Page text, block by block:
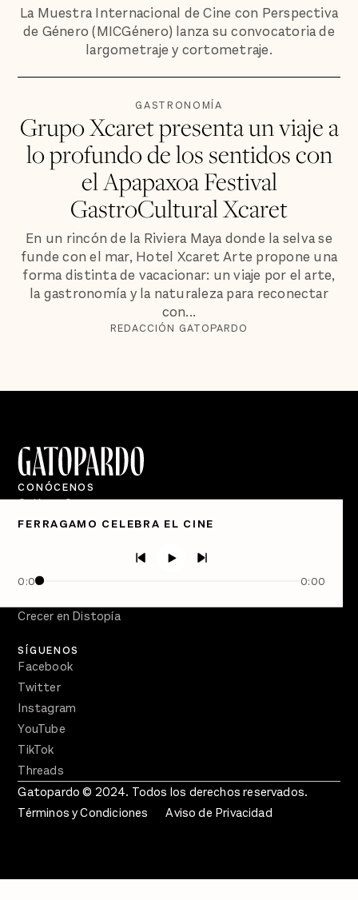
La Muestra Internacional de Cine con Perspectiva
de Género (MICGénero) lanza su convocatoria de
largometraje y cortometraje.
GASTRONOMÍA
Grupo Xcaret presenta un viaje a
lo profundo de los sentidos con
el Apapaxoa Festival
GastroCultural Xcaret
En un rincón de la Riviera Maya donde la selva se
funde con el mar, Hotel Xcaret Arte propone una
forma distinta de vacacionar: un viaje por el arte,
la gastronomía y la naturaleza para reconectar
con...
REDACCIÓN GATOPARDO
FERRAGAMO CELEBRA EL CINE
0:00 0:00
CONÓCENOS
Quiénes Somos
Directorio
Semanario Gatopardo
Crecer en Distopía
SÍGUENOS
Facebook
Twitter
Instagram
YouTube
TikTok
Threads
Gatopardo © 2024. Todos los derechos reservados.
Términos y Condiciones
Aviso de Privacidad